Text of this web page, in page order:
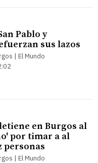
Pablo y
sus lazos
| El Mundo
en Burgos al
por timar a al
personas
| El Mundo